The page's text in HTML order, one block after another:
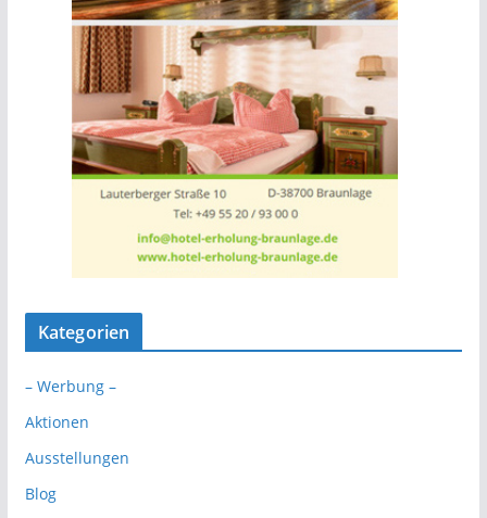
Kategorien
– Werbung –
Aktionen
Ausstellungen
Blog